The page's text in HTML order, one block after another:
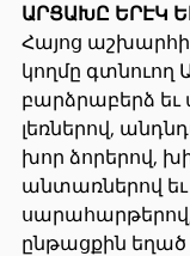
ԱՐՑԱԽԸ ԵՐԷԿ
Հայոց աշխարհի
կողմը գտնուող
բարձրաբերձ
լեռներով,
խոր ձորերով,
անտառներով եւ
ընթացքին